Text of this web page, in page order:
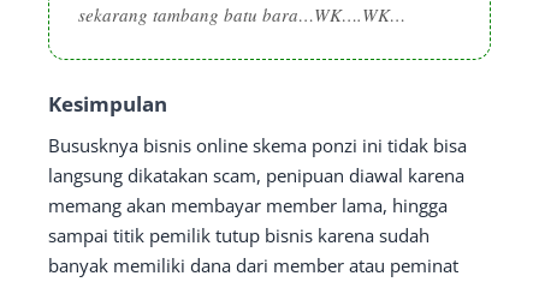
sekarang tambang batu bara…WK….WK…
Kesimpulan
Bususknya bisnis online skema ponzi ini tidak bisa
langsung dikatakan scam, penipuan diawal karena
memang akan membayar member lama, hingga
sampai titik pemilik tutup bisnis karena sudah
banyak memiliki dana dari member atau peminat